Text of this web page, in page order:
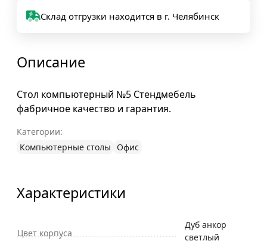
Склад отгрузки находится в г. Челябинск
Описание
Стол компьютерный №5 Стендмебель
фабричное качество и гарантия.
Категории:
Компьютерные столы
Офис
Характеристики
Цвет корпуса
Дуб анкор
светлый